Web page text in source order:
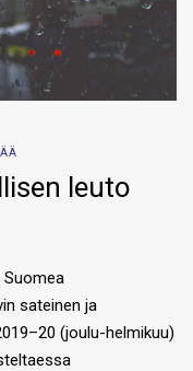
leuto
sateinen ja
(joulu-helmikuu)